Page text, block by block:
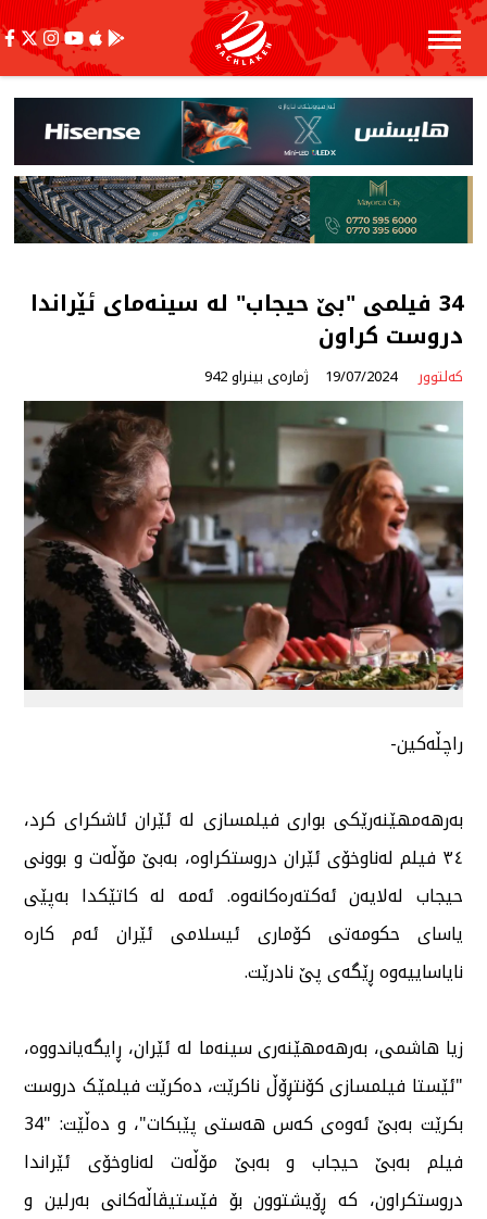
34 فیلمی "بێ حیجاب" لە سینەمای ئێراندا
دروست کراون
کەلتوور 19/07/2024 ژمارەی بینراو 942
راچڵەکین-
بەرهەمهێنەرێکی بواری فیلمسازی لە ئێران ئاشکرای کرد،
٣٤ فیلم لەناوخۆی ئێران دروستکراوە، بەبێ مۆڵەت و بوونی
حیجاب لەلایەن ئەکتەرەکانەوە. ئەمە لە کاتێکدا بەپێی
یاسای حکومەتی کۆماری ئیسلامی ئێران ئەم کارە
نایاساییەوە ڕێگەی پێ نادرێت.
زیا هاشمی، بەرهەمهێنەری سینەما لە ئێران، ڕایگەیاندووە،
"ئێستا فیلمسازی کۆنتڕۆڵ ناکرێت، دەکرێت فیلمێک دروست
بکرێت بەبێ ئەوەی کەس هەستی پێبکات"، و دەڵێت: "34
فیلم بەبێ حیجاب و بەبێ مۆڵەت لەناوخۆی ئێراندا
دروستکراون، کە ڕۆیشتوون بۆ فێستیڤاڵەکانی بەرلین و